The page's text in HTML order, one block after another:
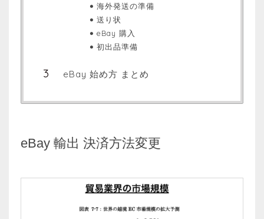
海外発送の準備
送り状
eBay 購入
初出品準備
eBay 始め方 まとめ
eBay 輸出 決済方法変更